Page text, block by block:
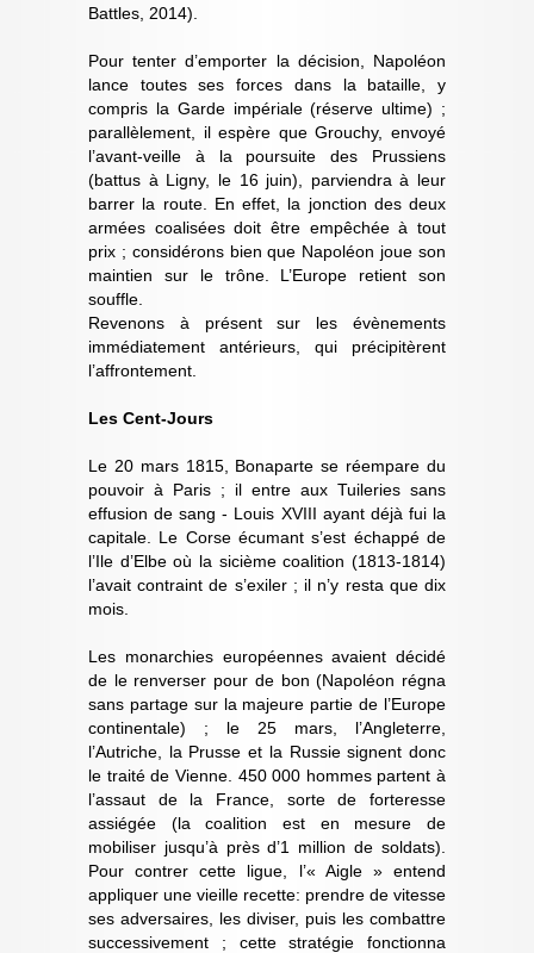
Battles, 2014).
Pour tenter d’emporter la décision, Napoléon
lance toutes ses forces dans la bataille, y
compris la Garde impériale (réserve ultime) ;
parallèlement, il espère que Grouchy, envoyé
l’avant-veille à la poursuite des Prussiens
(battus à Ligny, le 16 juin), parviendra à leur
barrer la route. En effet, la jonction des deux
armées coalisées doit être empêchée à tout
prix ; considérons bien que Napoléon joue son
maintien sur le trône. L’Europe retient son
souffle.
Revenons à présent sur les évènements
immédiatement antérieurs, qui précipitèrent
l’affrontement.
Les Cent-Jours
Le 20 mars 1815, Bonaparte se réempare du
pouvoir à Paris ; il entre aux Tuileries sans
effusion de sang - Louis XVIII ayant déjà fui la
capitale. Le Corse écumant s’est échappé de
l’Ile d’Elbe où la sicième coalition (1813-1814)
l’avait contraint de s’exiler ; il n’y resta que dix
mois.
Les monarchies européennes avaient décidé
de le renverser pour de bon (Napoléon régna
sans partage sur la majeure partie de l’Europe
continentale) ; le 25 mars, l’Angleterre,
l’Autriche, la Prusse et la Russie signent donc
le traité de Vienne. 450 000 hommes partent à
l’assaut de la France, sorte de forteresse
assiégée (la coalition est en mesure de
mobiliser jusqu’à près d’1 million de soldats).
Pour contrer cette ligue, l’« Aigle » entend
appliquer une vieille recette: prendre de vitesse
ses adversaires, les diviser, puis les combattre
successivement ; cette stratégie fonctionna